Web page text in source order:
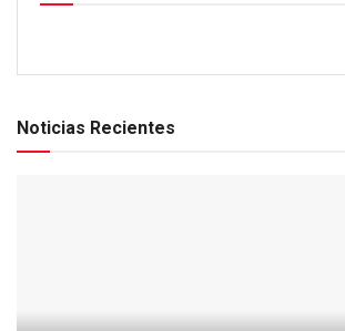
Noticias Recientes